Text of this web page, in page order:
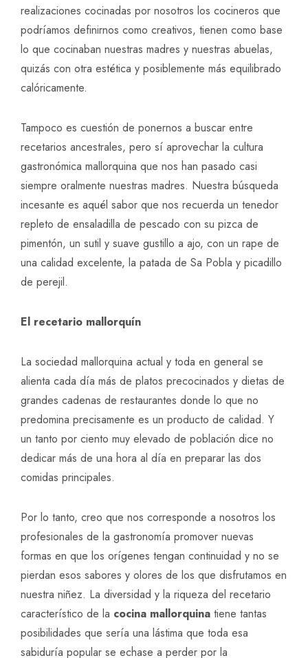
realizaciones cocinadas por nosotros los cocineros que
podríamos definirnos como creativos, tienen como base
lo que cocinaban nuestras madres y nuestras abuelas,
quizás con otra estética y posiblemente más equilibrado
calóricamente.
Tampoco es cuestión de ponernos a buscar entre
recetarios ancestrales, pero sí aprovechar la cultura
gastronómica mallorquina que nos han pasado casi
siempre oralmente nuestras madres. Nuestra búsqueda
incesante es aquél sabor que nos recuerda un tenedor
repleto de ensaladilla de pescado con su pizca de
pimentón, un sutil y suave gustillo a ajo, con un rape de
una calidad excelente, la patada de Sa Pobla y picadillo
de perejil.
El recetario mallorquín
La sociedad mallorquina actual y toda en general se
alienta cada día más de platos precocinados y dietas de
grandes cadenas de restaurantes donde lo que no
predomina precisamente es un producto de calidad. Y
un tanto por ciento muy elevado de población dice no
dedicar más de una hora al día en preparar las dos
comidas principales.
Por lo tanto, creo que nos corresponde a nosotros los
profesionales de la gastronomía promover nuevas
formas en que los orígenes tengan continuidad y no se
pierdan esos sabores y olores de los que disfrutamos en
nuestra niñez. La diversidad y la riqueza del recetario
característico de la cocina mallorquina tiene tantas
posibilidades que sería una lástima que toda esa
sabiduría popular se echase a perder por la